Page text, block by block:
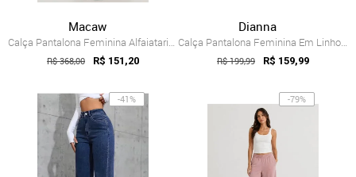
Macaw
Calça Pantalona Feminina Alfaiataria Cin...
R$ 368,00 R$ 151,20
Dianna
Calça Pantalona Feminina Em Linho Strong...
R$ 199,99 R$ 159,99
-41% -79%